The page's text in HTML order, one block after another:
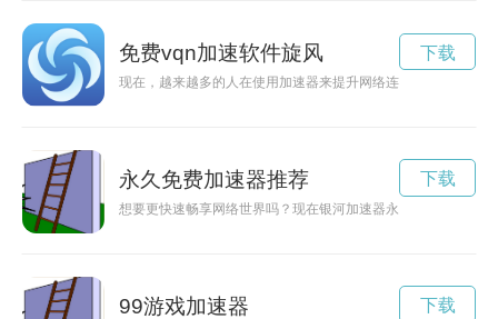
免费vqn加速软件旋风
现在，越来越多的人在使用加速器来提升网络连接速度，而现
下载
永久免费加速器推荐
想要更快速畅享网络世界吗？现在银河加速器永久免费下载啦
下载
99游戏加速器 下载